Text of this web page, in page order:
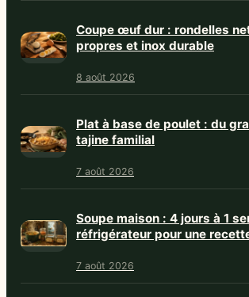
Coupe œuf dur : rondelles
propres et inox durable
8 août 2026
Plat à base de poulet : du
tajine familial
7 août 2026
Soupe maison : 4 jours à 1
réfrigérateur pour une
7 août 2026